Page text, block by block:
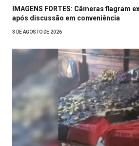
IMAGENS FORTES: Câmeras flagram
após discussão em conveniência
3 DE AGOSTO DE 2026